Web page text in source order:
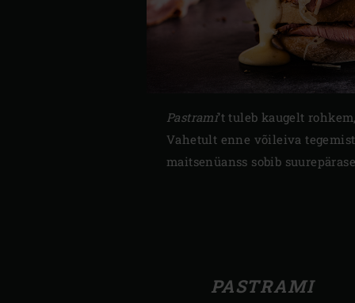
Pastrami’t tuleb kaugelt
Vahetult enne võileiva
maitsenüanss sobib
PASTRAMI